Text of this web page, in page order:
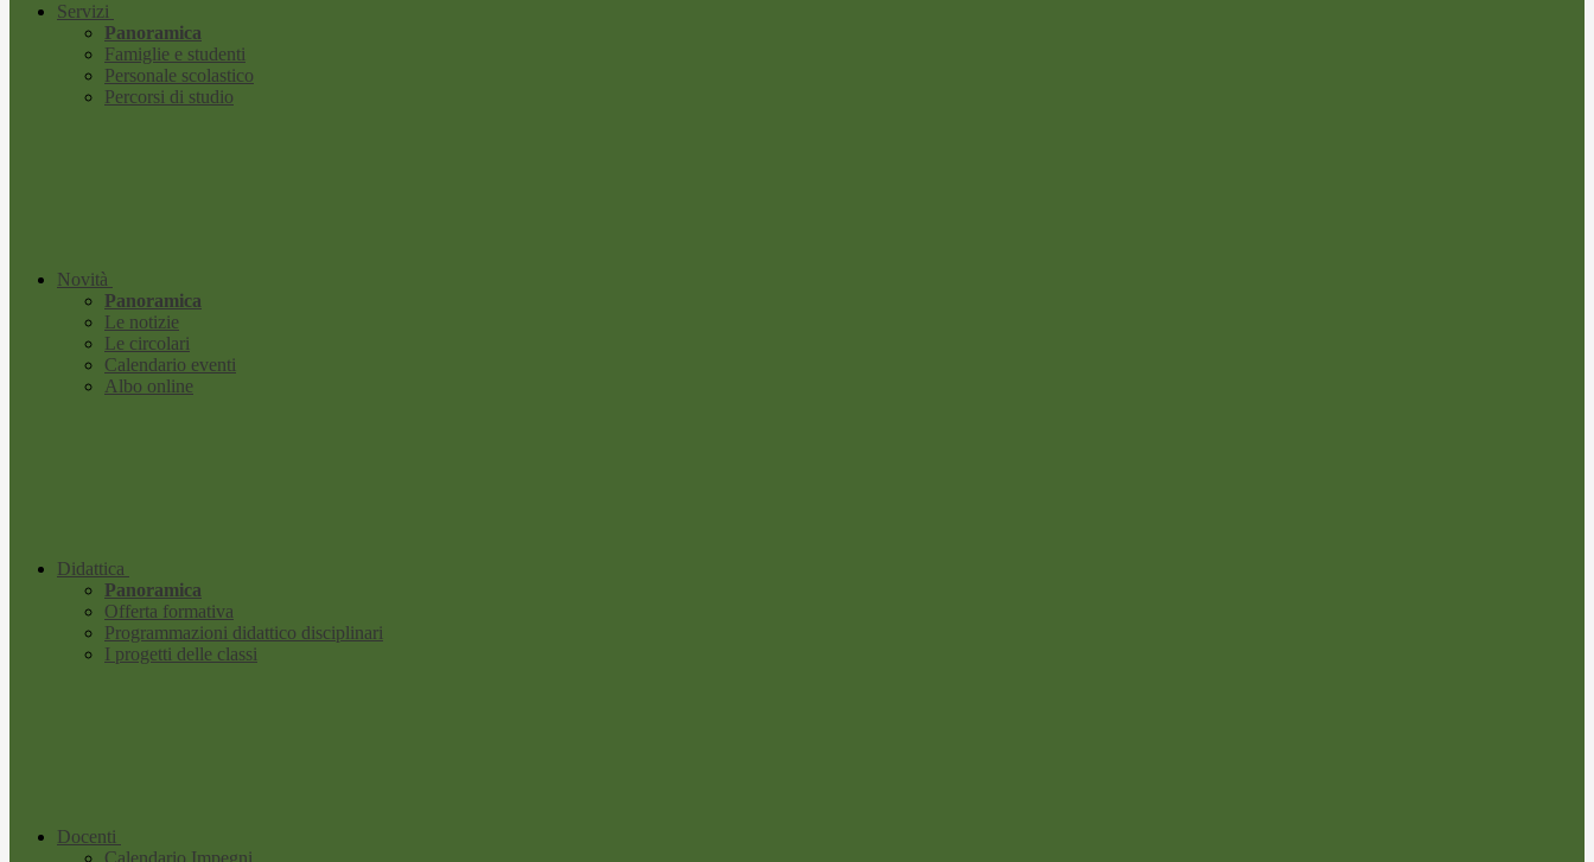
Servizi
Panoramica
Famiglie e studenti
Personale scolastico
Percorsi di studio
Novità
Panoramica
Le notizie
Le circolari
Calendario eventi
Albo online
Didattica
Panoramica
Offerta formativa
Programmazioni didattico disciplinari
I progetti delle classi
Docenti